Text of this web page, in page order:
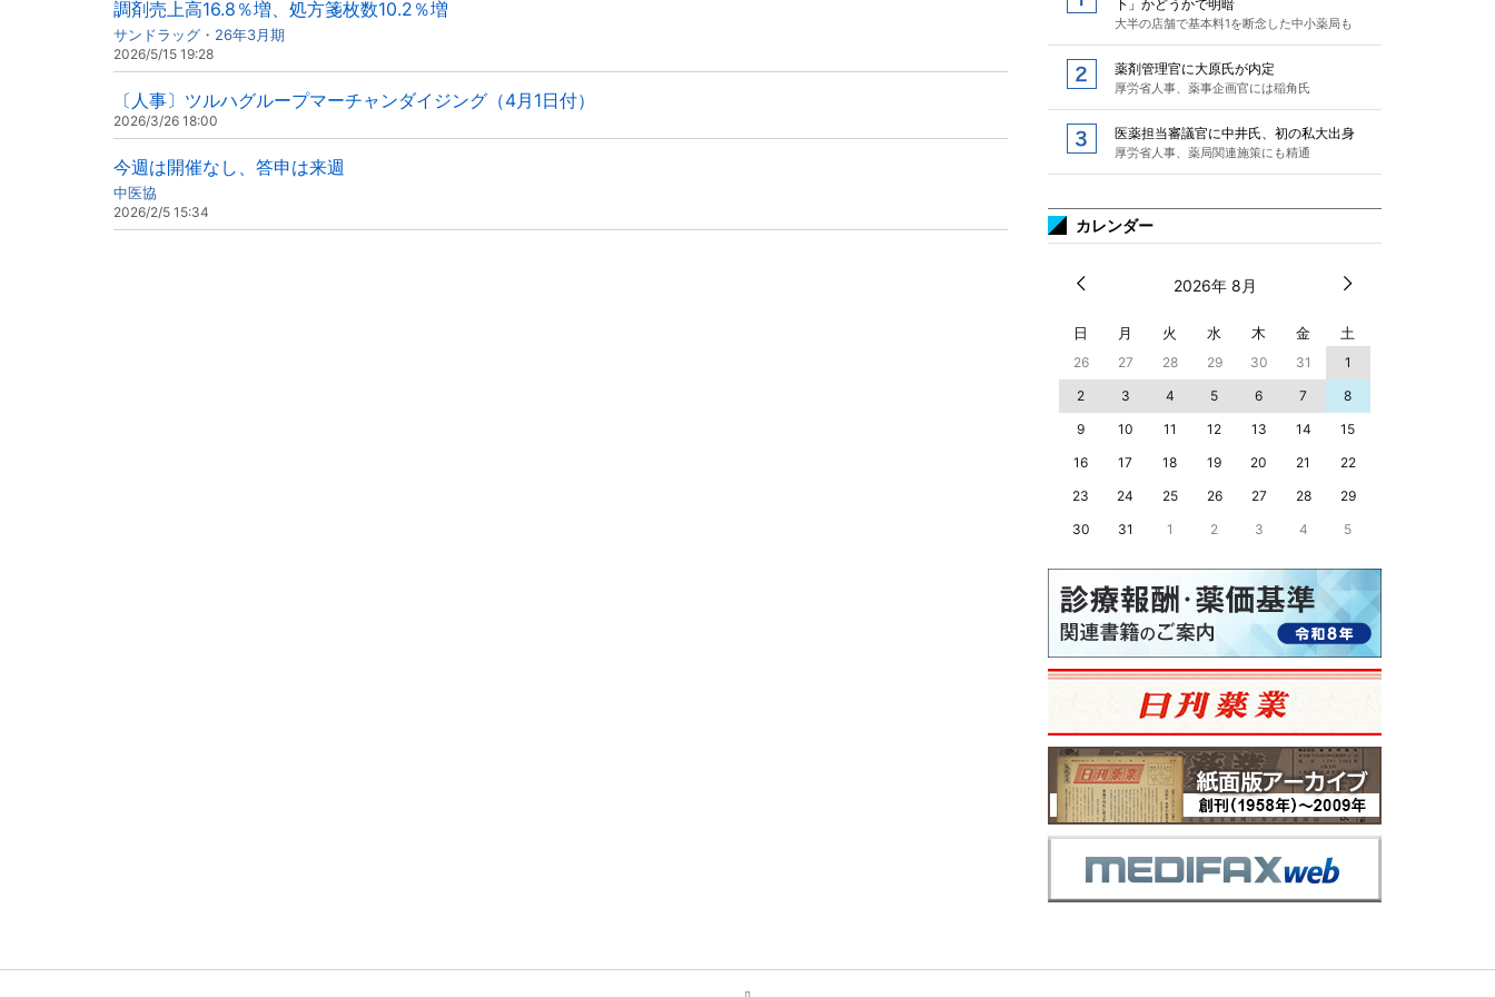
調剤売上高16.8％増、処方箋枚数10.2％増
サンドラッグ・26年3月期
2026/5/15 19:28
〔人事〕ツルハグループマーチャンダイジング（4月1日付）
2026/3/26 18:00
今週は開催なし、答申は来週
中医協
2026/2/5 15:34
下」かどうかで明暗
大半の店舗で基本料1を断念した中小薬局も
薬剤管理官に大原氏が内定
厚労省人事、薬事企画官には稲角氏
医薬担当審議官に中井氏、初の私大出身
厚労省人事、薬局関連施策にも精通
カレンダー
2026年 8月
日 月 火 水 木 金 土
26 27 28 29 30 31
1
2
3 4 5 6 7
8
9
10 11 12 13 14
15
16
17 18 19 20 21
22
23
24 25 26 27 28
29
30
31 1 2 3 4 5